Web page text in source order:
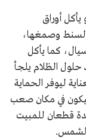
أوراق
السنط وصمغها،
كما يأكل
الظلام يلجأ
ليوفر الحماية
فيكون في مكان صعب
قطعان للمبيت
الشمس.